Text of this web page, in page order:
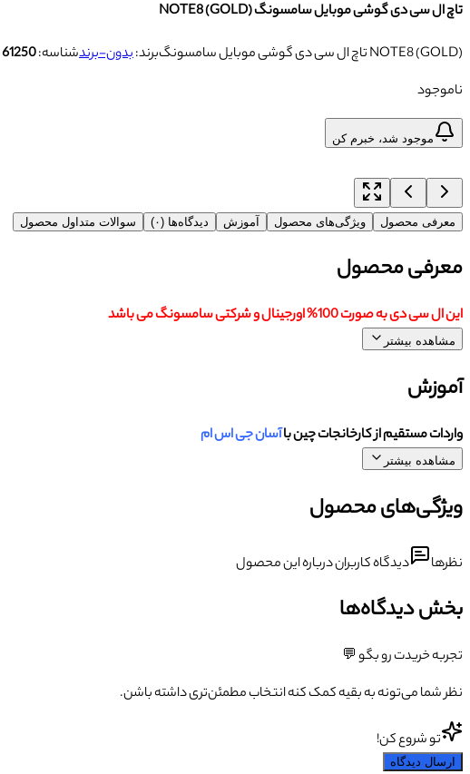
تاچ ال سی دی گوشی موبایل سامسونگ NOTE8 (GOLD)
تاچ ال سی دی گوشی موبایل سامسونگ NOTE8 (GOLD)
برند:بدون-برندشناسه:61250
ناموجود
موجود شد، خبرم کن
معرفی محصول ویژگی‌های محصول آموزش دیدگاه‌ها (۰) سوالات متداول محصول
معرفی محصول
این ال سی دی به صورت 100% اورجینال و شرکتی سامسونگ می باشد
مشاهده بیشتر
آموزش
واردات مستقیم از کارخانجات چین باآسان جی اس ام
مشاهده بیشتر
ویژگی‌های محصول
نظرها دیدگاه کاربران درباره این محصول
بخش دیدگاه‌ها
تجربه خریدت رو بگو 💬
نظر شما می‌تونه به بقیه کمک کنه انتخاب مطمئن‌تری داشته باشن.
تو شروع کن!
ارسال دیدگاه